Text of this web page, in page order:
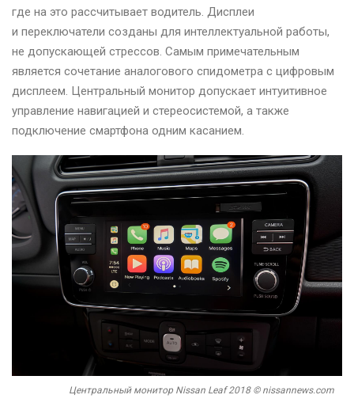
где на это рассчитывает водитель. Дисплеи
и переключатели созданы для интеллектуальной работы,
не допускающей стрессов. Самым примечательным
является сочетание аналогового спидометра с цифровым
дисплеем. Центральный монитор допускает интуитивное
управление навигацией и стереосистемой, а также
подключение смартфона одним касанием.
Центральный монитор Nissan Leaf 2018 © nissannews.com